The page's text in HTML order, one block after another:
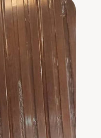
تركيب
عازل
صوت
للغرف
الخبر،
عوازل
الصوت
الشرقية